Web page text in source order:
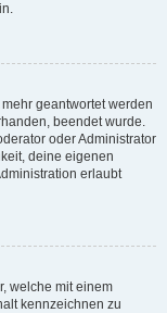
geantwortet werden
beendet wurde.
oder Administrator
deine eigenen
erlaubt
welche mit einem
kennzeichnen zu